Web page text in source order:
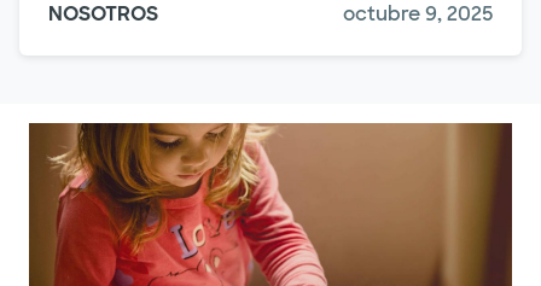
NOSOTROS
octubre 9, 2025